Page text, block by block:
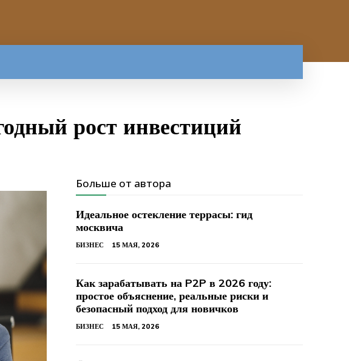
рост инвестиций
Больше от автора
Идеальное остекление террасы: гид
москвича
БИЗНЕС 15 МАЯ, 2026
Как зарабатывать на P2P в 2026 году:
простое объяснение, реальные риски и
безопасный подход для новичков
БИЗНЕС 15 МАЯ, 2026